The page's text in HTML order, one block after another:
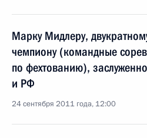
Марку Мидлеру,
чемпиону (командные
по фехтованию),
и РФ
24 сентября 2011 года, 12:00